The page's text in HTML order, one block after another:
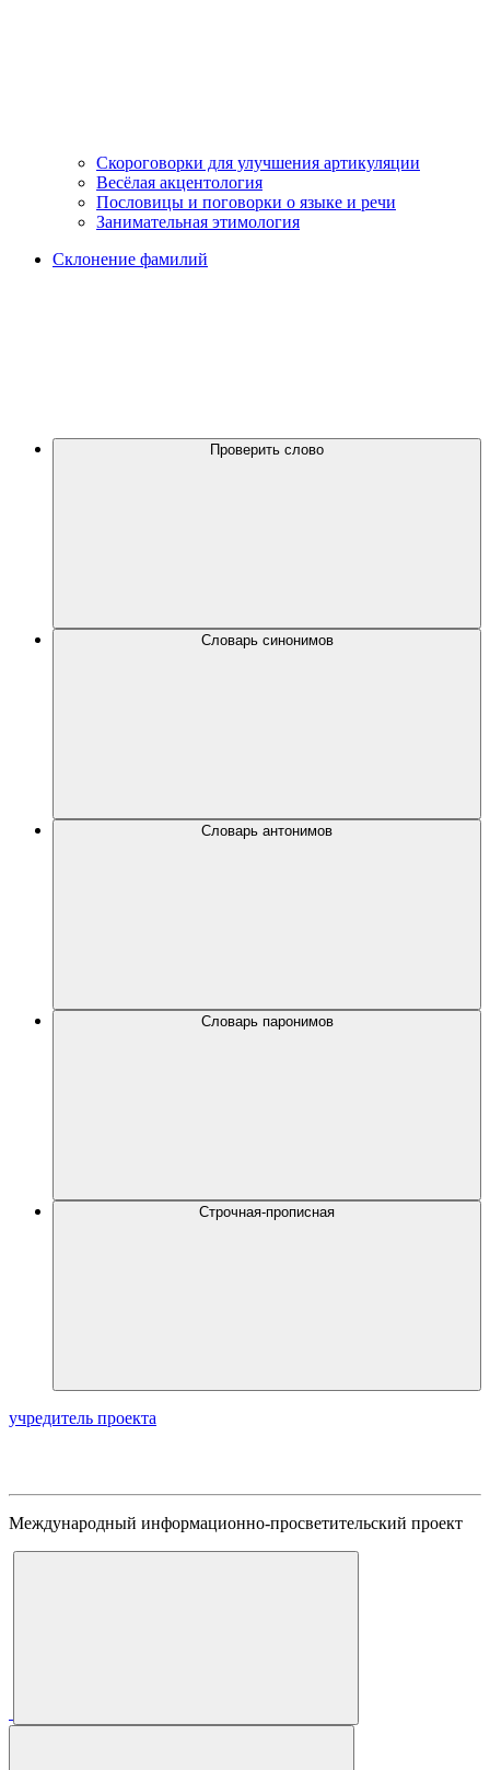
Скороговорки для улучшения артикуляции
Весёлая акцентология
Пословицы и поговорки о языке и речи
Занимательная этимология
Склонение фамилий
Проверить слово
Словарь синонимов
Словарь антонимов
Словарь паронимов
Строчная-прописная
учредитель проекта
Международный информационно-просветительский проект